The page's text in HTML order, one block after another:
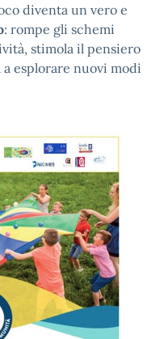
diventa un vero e
: rompe gli schemi
stimola il pensiero
esplorare nuovi modi